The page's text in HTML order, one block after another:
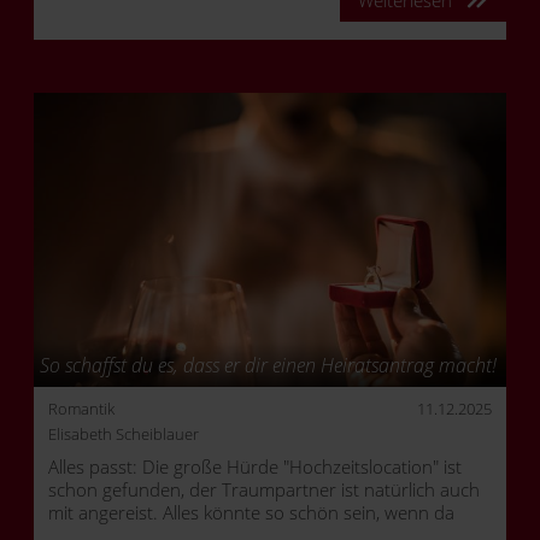
So schaffst du es, dass er dir einen Heiratsantrag macht!
Romantik
11.12.2025
Elisabeth Scheiblauer
Alles passt: Die große Hürde "Hochzeitslocation" ist
schon gefunden, der Traumpartner ist natürlich auch
mit angereist. Alles könnte so schön sein, wenn da